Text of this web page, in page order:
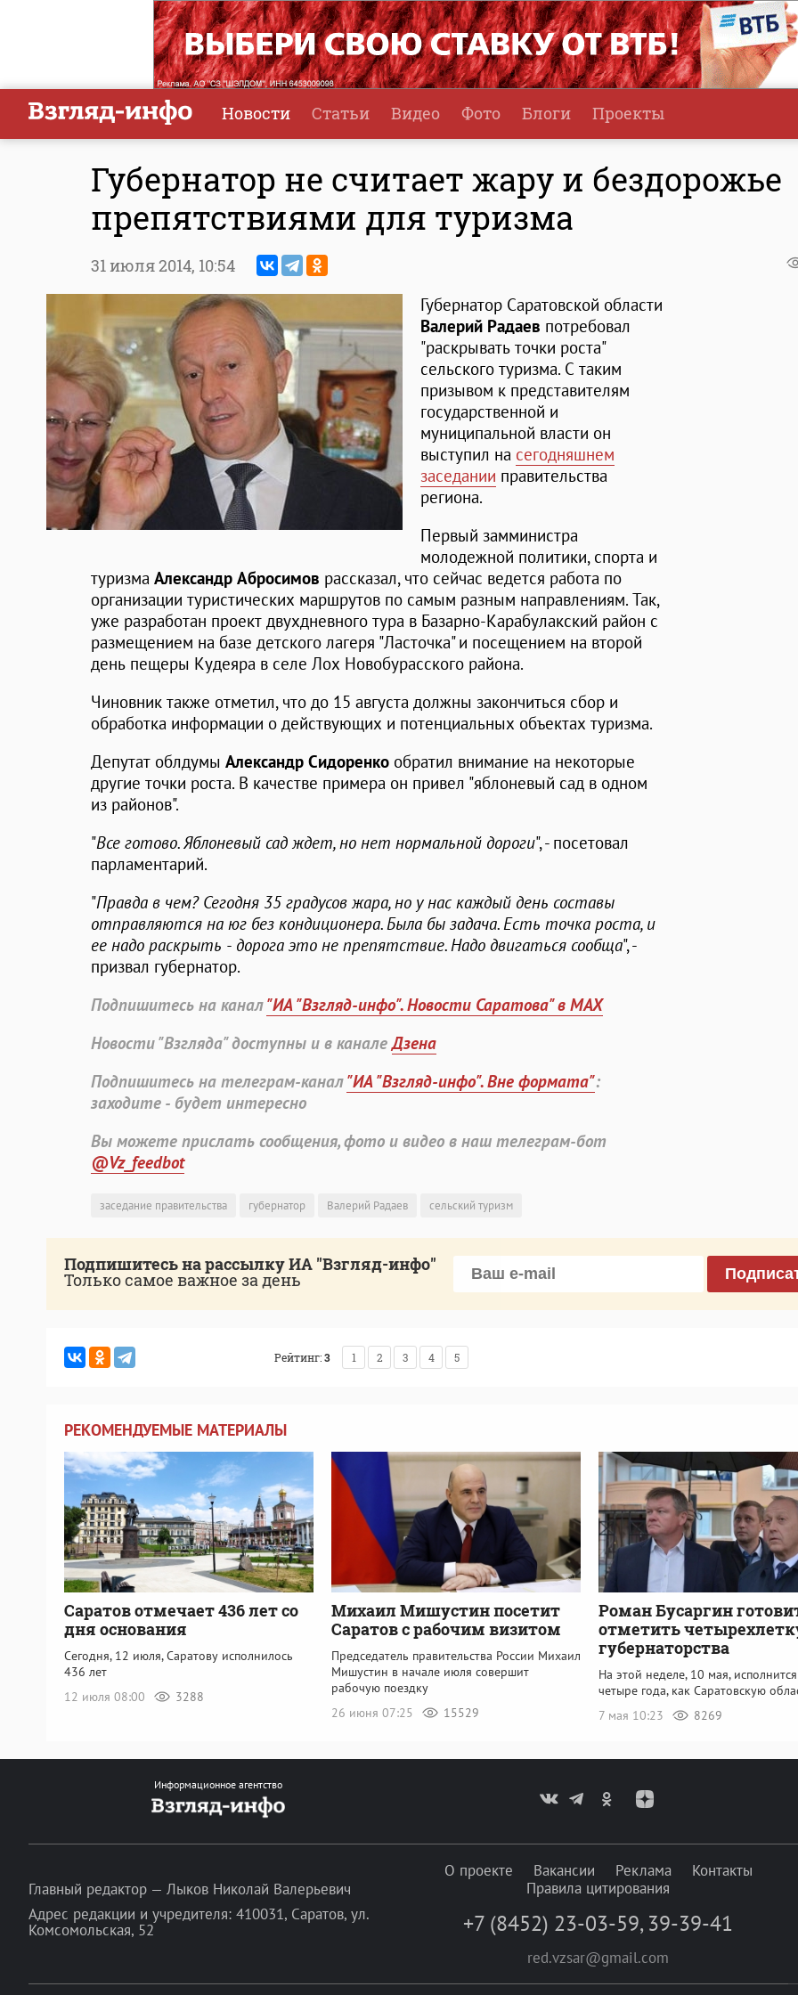
Новости Статьи Видео Фото Блоги Проекты
Губернатор не считает жару и бездорожье
препятствиями для туризма
31 июля 2014, 10:54
Губернатор Саратовской области
Валерий Радаев потребовал
"раскрывать точки роста"
сельского туризма. С таким
призывом к представителям
государственной и
муниципальной власти он
выступил на сегодняшнем
заседании правительства
региона.
Первый замминистра
молодежной политики, спорта и
туризма Александр Абросимов рассказал, что сейчас ведется работа по
организации туристических маршрутов по самым разным направлениям. Так,
уже разработан проект двухдневного тура в Базарно-Карабулакский район с
размещением на базе детского лагеря "Ласточка" и посещением на второй
день пещеры Кудеяра в селе Лох Новобурасского района.
Чиновник также отметил, что до 15 августа должны закончиться сбор и
обработка информации о действующих и потенциальных объектах туризма.
Депутат облдумы Александр Сидоренко обратил внимание на некоторые
другие точки роста. В качестве примера он привел "яблоневый сад в одном
из районов".
"Все готово. Яблоневый сад ждет, но нет нормальной дороги", - посетовал
парламентарий.
"Правда в чем? Сегодня 35 градусов жара, но у нас каждый день составы
отправляются на юг без кондиционера. Была бы задача. Есть точка роста, и
ее надо раскрыть - дорога это не препятствие. Надо двигаться сообща", -
призвал губернатор.
Подпишитесь на канал"ИА "Взгляд-инфо". Новости Саратова" в MAX
Новости "Взгляда" доступны и в каналеДзена
Подпишитесь на телеграм-канал"ИА "Взгляд-инфо". Вне формата":
заходите - будет интересно
Вы можете прислать сообщения, фото и видео в наш телеграм-бот
@Vz_feedbot
заседание правительства губернатор Валерий Радаев сельский туризм
Подпишитесь на рассылку ИА "Взгляд-инфо"
Только самое важное за день
Рейтинг:3 1 2 3 4 5
РЕКОМЕНДУЕМЫЕ МАТЕРИАЛЫ
Саратов отмечает 436 лет со
дня основания
Сегодня, 12 июля, Саратову исполнилось
436 лет
12 июля 08:00
3288
Михаил Мишустин посетит
Саратов с рабочим визитом
Председатель правительства России Михаил
Мишустин в начале июля совершит
рабочую поездку
26 июня 07:25
15529
Роман Бусаргин
отметить
губернаторства
На этой неделе, 10 мая,
четыре года, как Саратовскую
7 мая 10:23
8269
Информационное агентство
Главный редактор — Лыков Николай Валерьевич
Адрес редакции и учредителя: 410031, Саратов, ул.
Комсомольская, 52
О проекте Вакансии Реклама
Контакты
Правила цитирования
+7 (8452) 23-03-59, 39-39-41
red.vzsar@gmail.com